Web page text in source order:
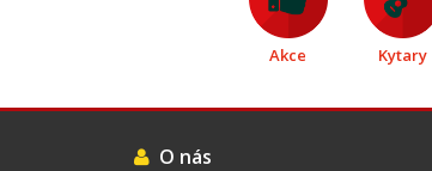
Akce Kytary
O nás